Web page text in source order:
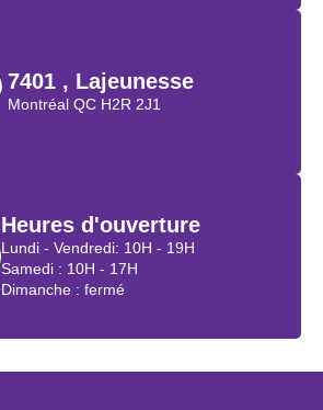
7401 , Lajeunesse
Montréal QC H2R 2J1
Heures d'ouverture
Lundi - Vendredi: 10H - 19H
Samedi : 10H - 17H
Dimanche : fermé